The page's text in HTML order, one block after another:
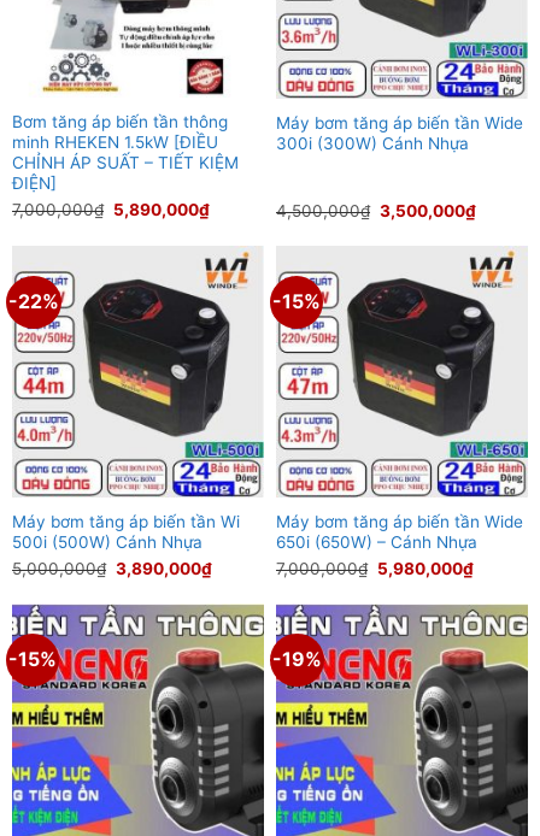
Bơm tăng áp biến tần thông
minh RHEKEN 1.5kW [ĐIỀU
CHỈNH ÁP SUẤT – TIẾT KIỆM
ĐIỆN]
7,000,000₫ Giá
gốc
7,000,000₫.
5,890,000₫Giá
là:
5,890,000₫.
Máy bơm tăng áp biến tần Wide
300i (300W) Cánh Nhựa
4,500,000₫ Giá
gốc
4,500,000₫.
3,500,000₫Giá
tại
là:
-22%
Máy bơm tăng áp biến tần Wi
500i (500W) Cánh Nhựa
5,000,000₫ Giá
gốc
5,000,000₫.
3,890,000₫Giá
tại
là:
3,890,000₫.
-15%
Máy bơm tăng áp biến tần Wide
650i (650W) – Cánh Nhựa
7,000,000₫ Giá
gốc
là:
7,000,000₫.
5,980,000₫Giá
tại
là:
-15% -19%